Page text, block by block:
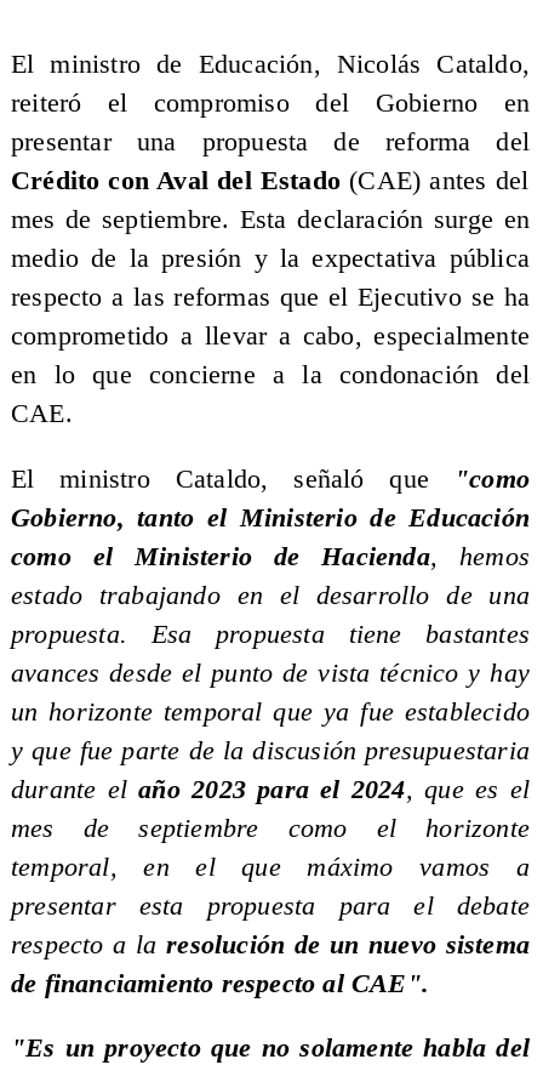
El ministro de Educación, Nicolás Cataldo,
reiteró el compromiso del Gobierno en
presentar una propuesta de reforma del
Crédito con Aval del Estado (CAE) antes del
mes de septiembre. Esta declaración surge en
medio de la presión y la expectativa pública
respecto a las reformas que el Ejecutivo se ha
comprometido a llevar a cabo, especialmente
en lo que concierne a la condonación del
CAE.
El ministro Cataldo, señaló que
"como
Gobierno, tanto el Ministerio de Educación
como el Ministerio de Hacienda, hemos
estado trabajando en el desarrollo de una
propuesta. Esa propuesta tiene bastantes
avances desde el punto de vista técnico y hay
un horizonte temporal que ya fue establecido
y que fue parte de la discusión presupuestaria
durante elaño 2023 para el 2024, que es el
mes de septiembre como el horizonte
temporal, en el que máximo vamos a
presentar esta propuesta para el debate
respecto a laresolución de un nuevo sistema
de financiamiento respecto al CAE".
"Es un proyecto que no solamente habla del